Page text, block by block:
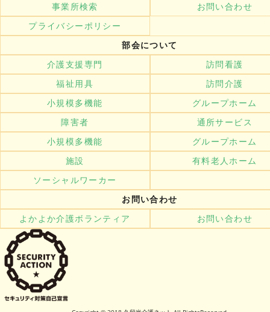
事業所検索
お問い合わせ
プライバシーポリシー
部会について
介護支援専門
訪問看護
福祉用具
訪問介護
小規模多機能
グループホーム
障害者
通所サービス
小規模多機能
グループホーム
施設
有料老人ホーム
ソーシャルワーカー
お問い合わせ
よかよか介護ボランティア
お問い合わせ